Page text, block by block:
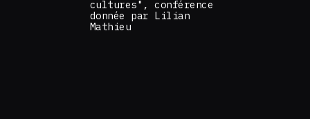
cultures", conférence
donnée par Lilian
Mathieu